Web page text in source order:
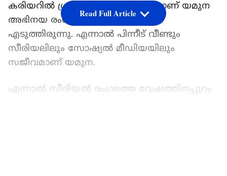
കരിയറിൽ ശ്രദ്ധിക്കപ്പെട്ട് വരികെയാണ് യമുന
അഭിനയ രംഗത്ത് നിന്നും ഇടവേള
എടുത്തിരുന്നു. എന്നാല്‍ പിന്നീട് വീണ്ടും
സീരിയലിലും സോഷ്യല്‍ മീഡിയയിലും
സജീവമാണ് യമുന.
എന്നാല്‍ സീരിയല്‍ രംഗത്തെ വേഷത്തിനപ്പുറം
Read Full Article